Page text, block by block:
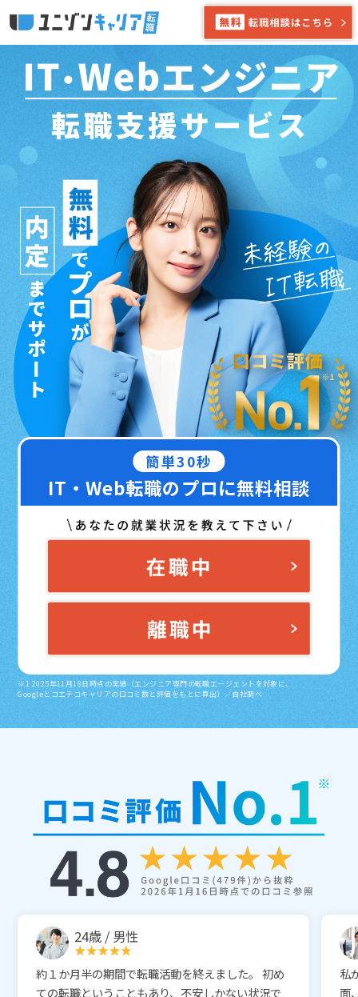
簡単30秒
IT・Web転職のプロに無料相談
※1 2025年11月18日時点の実績（エンジニア専門の転職エージェントを対象に、
Googleとコエテコキャリアの口コミ数と評価をもとに算出）／自社調べ
24歳 / 男性
約１か月半の期間で転職活動を終えました。 初め
ての転職ということもあり、不安しかない状況で
私
面